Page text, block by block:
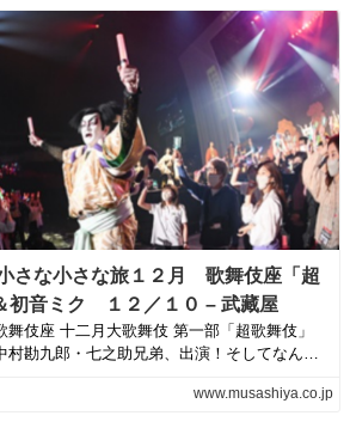
さな小さな旅１２月 歌舞伎座「超
初音ミク １２／１０ – 武藏屋
伎座 十二月大歌舞伎 第一部「超歌舞伎」
村勘九郎・七之助兄弟、出演！そしてなん
www.musashiya.co.jp